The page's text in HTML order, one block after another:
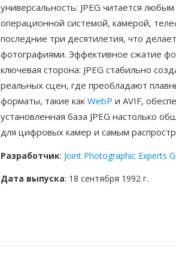
универсальность: JPEG читается
операционной системой, камерой,
последние три десятилетия, что
фотографиями. Эффективное сжатие
ключевая сторона: JPEG стабильно
реальных сцен, где преобладают
форматы, такие как WebP и AVIF,
установленная база JPEG настолько
для цифровых камер и самым
Разработчик: Joint Photographic Experts
Дата выпуска: 18 сентября 1992 г.